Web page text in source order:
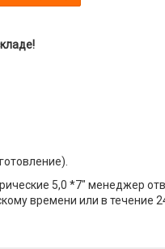
5,0 *7" менеджер
времени или в течение